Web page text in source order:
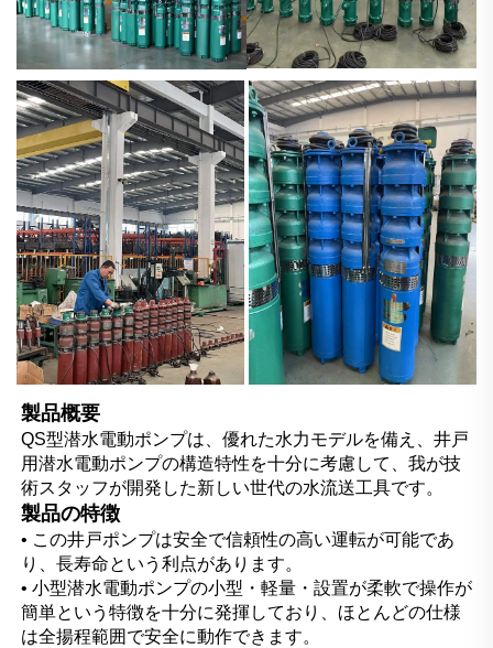
製品概要
QS型潜水電動ポンプは、優れた水力モデルを備え、井戸
用潜水電動ポンプの構造特性を十分に考慮して、我が技
術スタッフが開発した新しい世代の水流送工具です。
製品の特徴
• この井戸ポンプは安全で信頼性の高い運転が可能であ
り、長寿命という利点があります。
• 小型潜水電動ポンプの小型・軽量・設置が柔軟で操作が
簡単という特徴を十分に発揮しており、ほとんどの仕様
は全揚程範囲で安全に動作できます。